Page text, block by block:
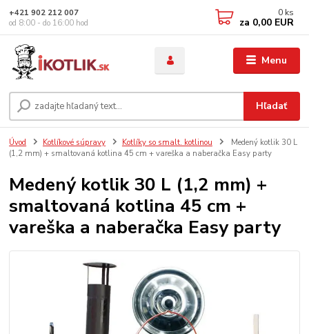
Menu
Hľadať
+421 902 212 007
od 8:00 - do 16:00 hod
0 ks
za 0,00 EUR
Úvod Kotlíkové súpravy Kotlíky so smalt. kotlinou
Medený kotlik 30 L
(1,2 mm) + smaltovaná kotlina 45 cm + vareška a naberačka Easy party
Medený kotlik 30 L (1,2 mm) +
smaltovaná kotlina 45 cm +
vareška a naberačka Easy party